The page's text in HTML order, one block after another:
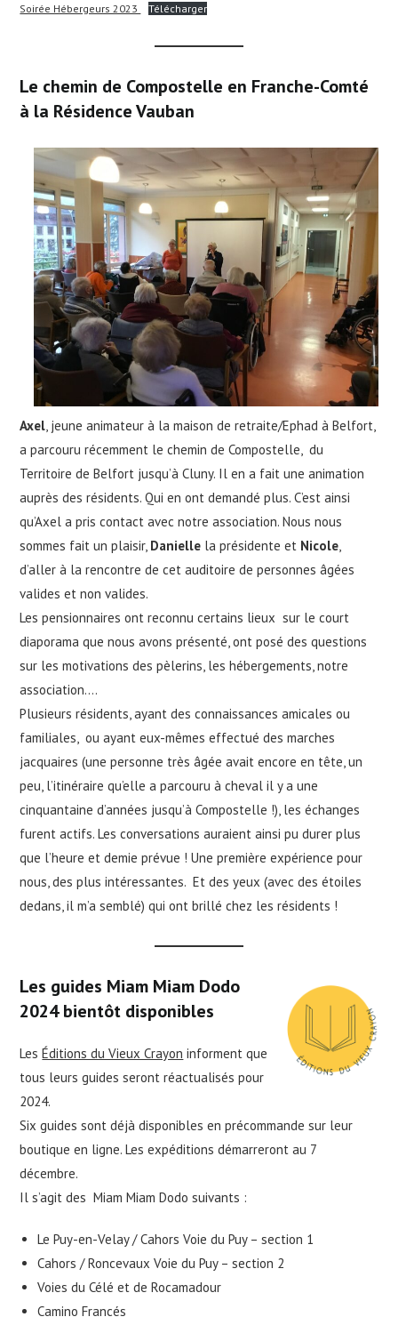
Soirée Hébergeurs 2023 Télécharger
Le chemin de Compostelle en Franche-Comté
à la Résidence Vauban
Axel, jeune animateur à la maison de retraite/Ephad à Belfort,
a parcouru récemment le chemin de Compostelle, du
Territoire de Belfort jusqu’à Cluny. Il en a fait une animation
auprès des résidents. Qui en ont demandé plus. C’est ainsi
qu’Axel a pris contact avec notre association. Nous nous
sommes fait un plaisir, Danielle la présidente et Nicole,
d’aller à la rencontre de cet auditoire de personnes âgées
valides et non valides.
Les pensionnaires ont reconnu certains lieux sur le court
diaporama que nous avons présenté, ont posé des questions
sur les motivations des pèlerins, les hébergements, notre
association….
Plusieurs résidents, ayant des connaissances amicales ou
familiales, ou ayant eux-mêmes effectué des marches
jacquaires (une personne très âgée avait encore en tête, un
peu, l’itinéraire qu’elle a parcouru à cheval il y a une
cinquantaine d’années jusqu’à Compostelle !), les échanges
furent actifs. Les conversations auraient ainsi pu durer plus
que l’heure et demie prévue ! Une première expérience pour
nous, des plus intéressantes. Et des yeux (avec des étoiles
dedans, il m’a semblé) qui ont brillé chez les résidents !
Les guides Miam Miam Dodo
2024 bientôt disponibles
LesÉditions du Vieux Crayon informent que
tous leurs guides seront réactualisés pour
2024.
Six guides sont déjà disponibles en précommande sur leur
boutique en ligne. Les expéditions démarreront au 7
décembre.
Il s’agit des Miam Miam Dodo suivants :
Le Puy-en-Velay / Cahors Voie du Puy – section 1
Cahors / Roncevaux Voie du Puy – section 2
Voies du Célé et de Rocamadour
Camino Francés